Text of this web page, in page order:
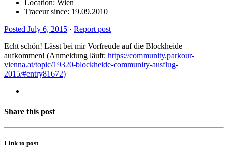
Location: Wien
Traceur since: 19.09.2010
Posted July 6, 2015 · Report post
Echt schön! Lässt bei mir Vorfreude auf die Blockheide
aufkommen! (Anmeldung läuft: https://community.parkour-
vienna.at/topic/19320-blockheide-community-ausflug-
2015/#entry81672)
Share this post
Link to post